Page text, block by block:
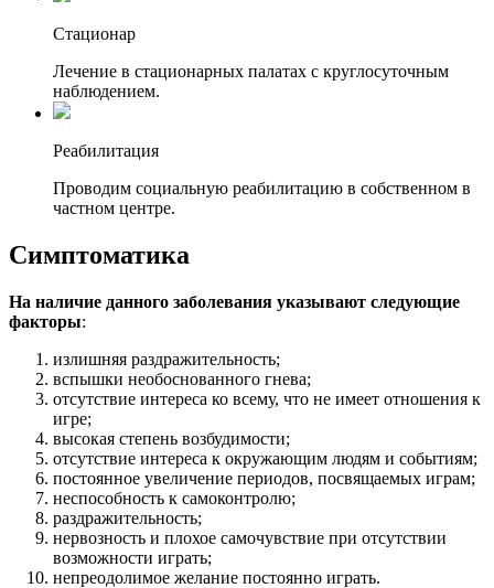
Стационар
Лечение в стационарных палатах с круглосуточным
наблюдением.
Реабилитация
Проводим социальную реабилитацию в собственном в
частном центре.
Симптоматика
На наличие данного заболевания указывают следующие
факторы:
излишняя раздражительность;
вспышки необоснованного гнева;
отсутствие интереса ко всему, что не имеет отношения к
игре;
высокая степень возбудимости;
отсутствие интереса к окружающим людям и событиям;
постоянное увеличение периодов, посвящаемых играм;
неспособность к самоконтролю;
раздражительность;
нервозность и плохое самочувствие при отсутствии
возможности играть;
непреодолимое желание постоянно играть.